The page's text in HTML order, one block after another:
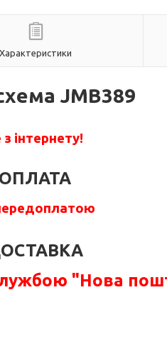
Характеристики
JMB389
інтернету!
"Нова